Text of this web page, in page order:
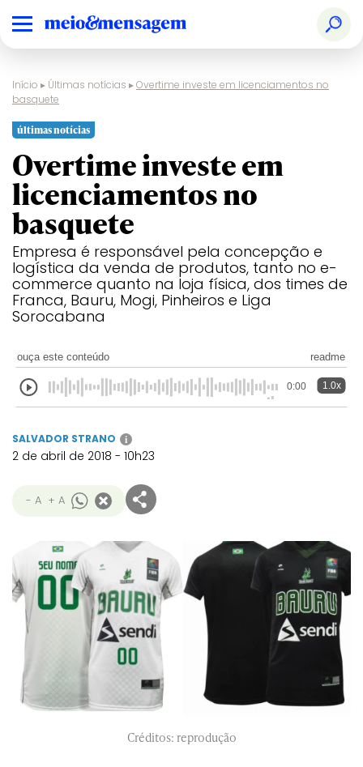
Início ▸ Últimas notícias ▸Overtime investe em licenciamentos no
basquete
últimas notícias
Overtime investe em
licenciamentos no
basquete
Empresa é responsável pela concepção e
logística da venda de produtos, tanto no e-
commerce quanto na loja física, dos times de
Franca, Bauru, Mogi, Pinheiros e Liga
Sorocabana
ouça este conteúdo readme
0:00 1.0x
SALVADOR STRANO i
2 de abril de 2018 - 10h23
- A + A
Créditos: reprodução